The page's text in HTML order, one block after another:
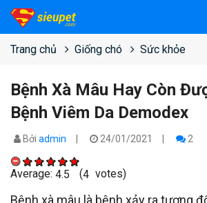
Trang chủ Giống chó Sức khỏe
Bệnh Xà Mâu Hay Còn
Bệnh Viêm Da Demodex
Bởi admin 24/01/2021 2
Average: 4.5 (4 votes)
Bệnh xà mâu là bệnh xảy ra tương